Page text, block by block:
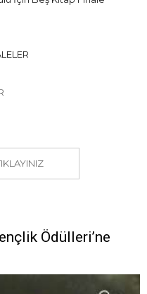
Ödülleri’ne